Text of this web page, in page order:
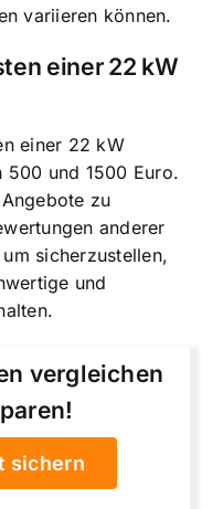
variieren können.
einer 22 kW
einer 22 kW
500 und 1500 Euro.
zu
anderer
sicherzustellen,
und
vergleichen
sichern